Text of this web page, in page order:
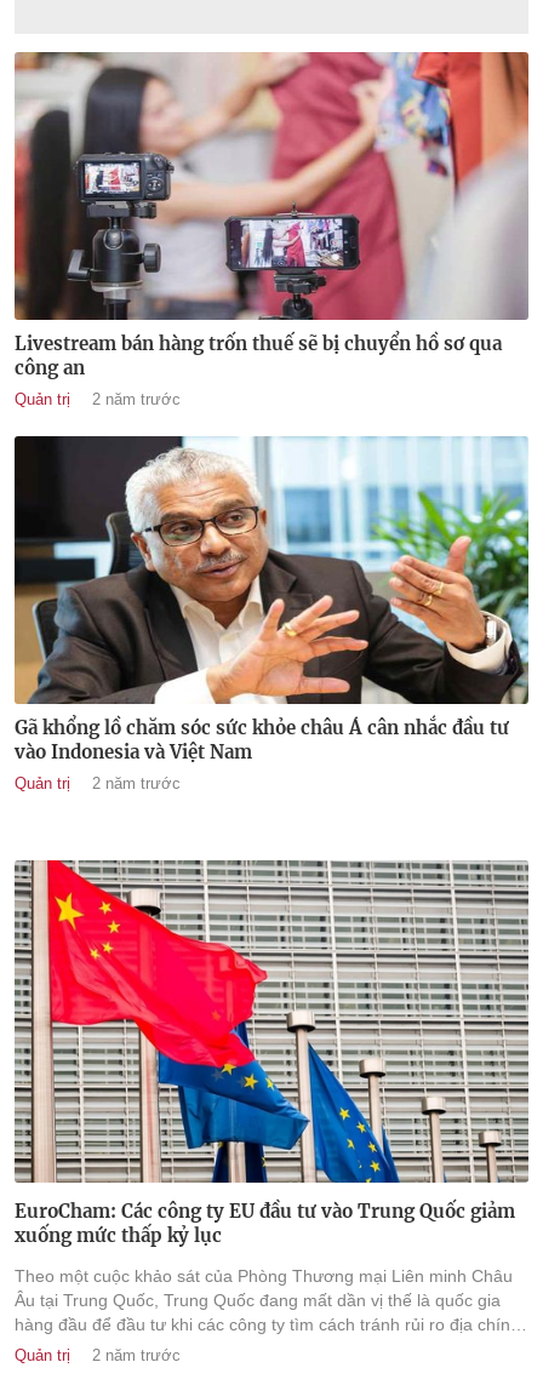
Livestream bán hàng trốn thuế sẽ bị chuyển hồ sơ qua
công an
Quản trị 2 năm trước
Gã khổng lồ chăm sóc sức khỏe châu Á cân nhắc đầu tư
vào Indonesia và Việt Nam
Quản trị 2 năm trước
EuroCham: Các công ty EU đầu tư vào Trung Quốc giảm
xuống mức thấp kỷ lục
Theo một cuộc khảo sát của Phòng Thương mại Liên minh Châu
Âu tại Trung Quốc, Trung Quốc đang mất dần vị thế là quốc gia
hàng đầu để đầu tư khi các công ty tìm cách tránh rủi ro địa chính
trị bằng cách chuyển sang Đông Nam Á và châu Âu
Quản trị 2 năm trước